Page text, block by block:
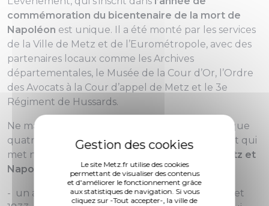
Le site Metz.fr utilise des cookies
permettant de visualiser des contenus
et d'améliorer le fonctionnement grâce
aux statistiques de navigation. Si vous
cliquez sur -Tout accepter-, la ville de
commémoration du bicentenaire de la mort de
Napoléon est unique. Il a été monté par les services
de la Ville de Metz et de l’Eurométropole, avec des
partenaires locaux comme les Archives
départementales, le Musée de la Cour d’Or, l’Ordre
des Avocats à la Cour d’appel de Metz et le 3e
Régiment de Hussards.
Ne manquez pas cette exposition qui ne dure que
quatre jours ( jusqu'au dimanche 24 octobre) et qui
met notamment en lumière
les liens entre Metz et
Napoléon
avec :
- un arrêté du Maire de Metz datant du 27 juillet